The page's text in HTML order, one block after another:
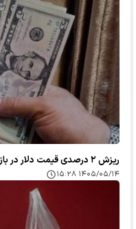
ریزش ۲ درصدی قیمت دلار در بازار آزاد مشهد+ علت
۱۴۰۵/۰۵/۱۴ ۱۵:۲۸